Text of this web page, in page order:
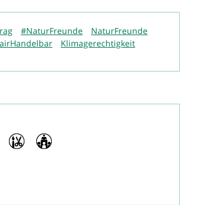
#NaturFreunde
NaturFreunde
Klimagerechtigkeit